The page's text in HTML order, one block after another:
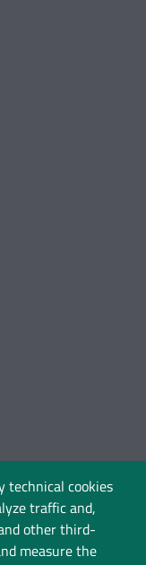
technical cookies
traffic and,
other third-
measure the